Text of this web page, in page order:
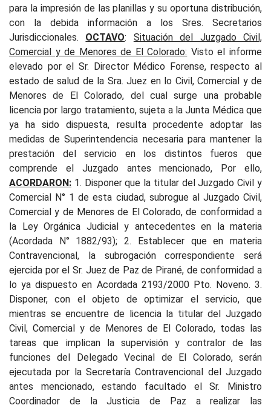
para la impresión de las planillas y su oportuna distribución,
con la debida información a los Sres. Secretarios
Jurisdiccionales. OCTAVO: Situación del Juzgado Civil,
Comercial y de Menores de El Colorado: Visto el informe
elevado por el Sr. Director Médico Forense, respecto al
estado de salud de la Sra. Juez en lo Civil, Comercial y de
Menores de El Colorado, del cual surge una probable
licencia por largo tratamiento, sujeta a la Junta Médica que
ya ha sido dispuesta, resulta procedente adoptar las
medidas de Superintendencia necesaria para mantener la
prestación del servicio en los distintos fueros que
comprende el Juzgado antes mencionado, Por ello,
ACORDARON: 1. Disponer que la titular del Juzgado Civil y
Comercial N° 1 de esta ciudad, subrogue al Juzgado Civil,
Comercial y de Menores de El Colorado, de conformidad a
la Ley Orgánica Judicial y antecedentes en la materia
(Acordada N° 1882/93); 2. Establecer que en materia
Contravencional, la subrogación correspondiente será
ejercida por el Sr. Juez de Paz de Pirané, de conformidad a
lo ya dispuesto en Acordada 2193/2000 Pto. Noveno. 3.
Disponer, con el objeto de optimizar el servicio, que
mientras se encuentre de licencia la titular del Juzgado
Civil, Comercial y de Menores de El Colorado, todas las
tareas que implican la supervisión y contralor de las
funciones del Delegado Vecinal de El Colorado, serán
ejecutada por la Secretaría Contravencional del Juzgado
antes mencionado, estando facultado el Sr. Ministro
Coordinador de la Justicia de Paz a realizar las